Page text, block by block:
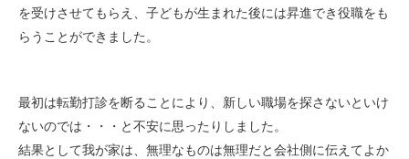
を受けさせてもらえ、子どもが生まれた後には昇進でき役職をも
らうことができました。
最初は転勤打診を断ることにより、新しい職場を探さないといけ
ないのでは・・・と不安に思ったりしました。
結果として我が家は、無理なものは無理だと会社側に伝えてよか